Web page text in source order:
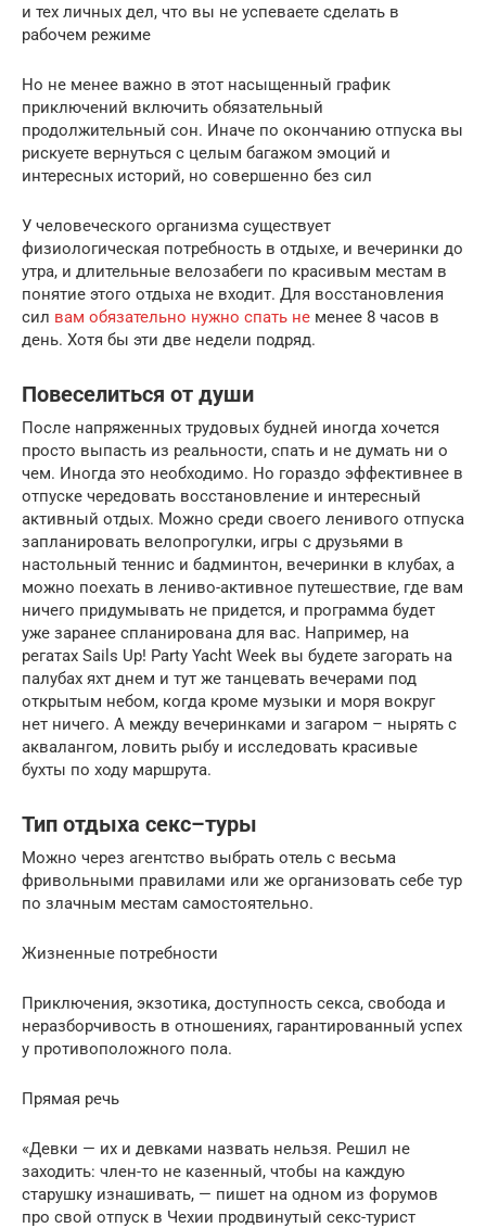
и тех личных дел, что вы не успеваете сделать в
рабочем режиме
Но не менее важно в этот насыщенный график
приключений включить обязательный
продолжительный сон. Иначе по окончанию отпуска вы
рискуете вернуться с целым багажом эмоций и
интересных историй, но совершенно без сил
У человеческого организма существует
физиологическая потребность в отдыхе, и вечеринки до
утра, и длительные велозабеги по красивым местам в
понятие этого отдыха не входит. Для восстановления
сил вам обязательно нужно спать не менее 8 часов в
день. Хотя бы эти две недели подряд.
Повеселиться от души
После напряженных трудовых будней иногда хочется
просто выпасть из реальности, спать и не думать ни о
чем. Иногда это необходимо. Но гораздо эффективнее в
отпуске чередовать восстановление и интересный
активный отдых. Можно среди своего ленивого отпуска
запланировать велопрогулки, игры с друзьями в
настольный теннис и бадминтон, вечеринки в клубах, а
можно поехать в лениво-активное путешествие, где вам
ничего придумывать не придется, и программа будет
уже заранее спланирована для вас. Например, на
регатах Sails Up! Party Yacht Week вы будете загорать на
палубах яхт днем и тут же танцевать вечерами под
открытым небом, когда кроме музыки и моря вокруг
нет ничего. А между вечеринками и загаром – нырять с
аквалангом, ловить рыбу и исследовать красивые
бухты по ходу маршрута.
Тип отдыха секс–туры
Можно через агентство выбрать отель с весьма
фривольными правилами или же организовать себе тур
по злачным местам самостоятельно.
Жизненные потребности
Приключения, экзотика, доступность секса, свобода и
неразборчивость в отношениях, гарантированный успех
у противоположного пола.
Прямая речь
«Девки — их и девками назвать нельзя. Решил не
заходить: член-то не казенный, чтобы на каждую
старушку изнашивать, — пишет на одном из форумов
про свой отпуск в Чехии продвинутый секс-турист